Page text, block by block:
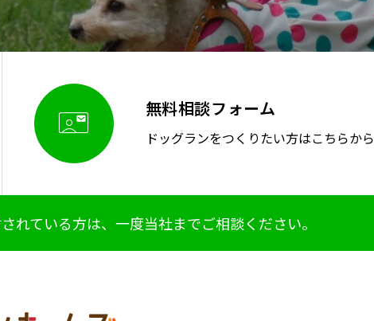
 無料相談フォーム
ドッグランをつくりたい方はこちらから
れている方は、一度当社までご相談ください。